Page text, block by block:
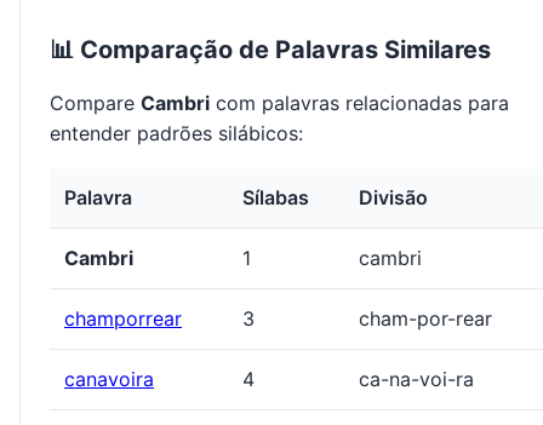
📊 Comparação de Palavras Similares
Compare Cambri com palavras relacionadas para
entender padrões silábicos:
Palavra Sílabas Divisão
Cambri 1 cambri
champorrear 3 cham-por-rear
canavoira 4 ca-na-voi-ra